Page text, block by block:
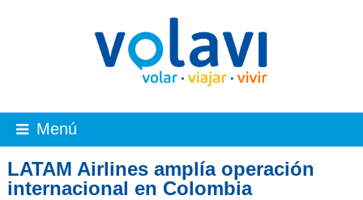
Menú
LATAM Airlines amplía operación
internacional en Colombia